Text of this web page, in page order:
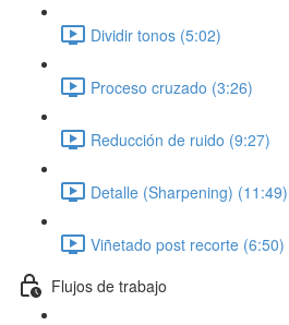
Dividir tonos (5:02)
Proceso cruzado (3:26)
Reducción de ruido (9:27)
Detalle (Sharpening) (11:49)
Viñetado post recorte (6:50)
Flujos de trabajo